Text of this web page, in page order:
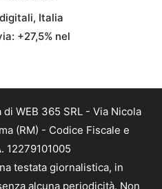
Italia
+27,5% nel
WEB 365 SRL - Via Nicola
(RM) - Codice Fiscale e
12279101005
testata giornalistica, in
alcuna periodicità. Non